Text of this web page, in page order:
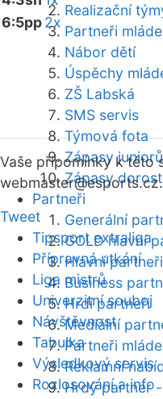
Realizační
Partneři
Nábor dětí
Úspěchy
ZŠ Labská
SMS servis
Týmová fota
Zápasy juniorů
Zápasy
Partneři
Generální
GOLD hlavní
Hlavní partneři
Business
Hrdí partneři
Mediální
Partneři
Reklamní
Hrdý partner
6:5pp2x
Vaše připomínky k této
webmaster@esports.cz.
Tweet
Tipsport extraliga
Přípravná utkání
Liga mistrů
Univerzitní souboj
Návštěvnost
Tabulka
Výsledkový servis
Rozlosování a info